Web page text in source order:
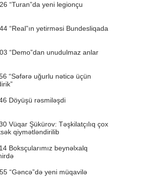
“Turan”da yeni legionçu
“Real”ın yetirməsi Bundesliqada
“Demo”dan unudulmaz anlar
“Səfərə uğurlu nəticə üçün
Döyüşü rəsmiləşdi
Vüqar Şükürov: Təşkilatçılıq çox
qiymətləndirilib
Boksçularımız beynəlxalq
“Gəncə”də yeni müqavilə